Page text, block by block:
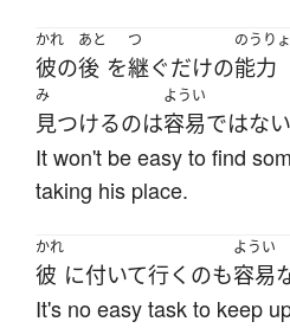
かれ
彼の
あと
後 を
つ
継ぐだけの
のうり
能力
み
見つけるのは
ようい
容易ではない
It won't be easy to find
taking his place.
かれ
彼 に付いて行く のも
ようい
容易
It's no easy task to keep